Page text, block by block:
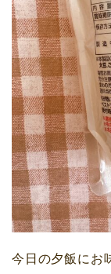
今日の夕飯にお